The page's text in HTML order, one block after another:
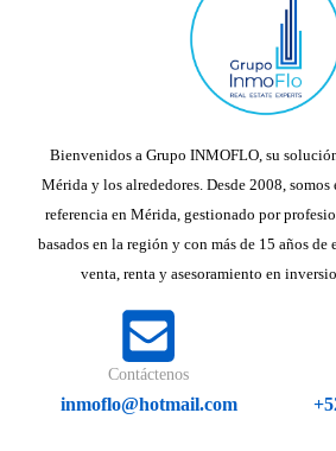
Bienvenidos a Grupo INMOFLO, su
Mérida y los alrededores. Desde 2008,
referencia en Mérida, gestionado por
basados en la región y con más de 15 años
venta, renta y asesoramiento en
Contáctenos
inmoflo@hotmail.com